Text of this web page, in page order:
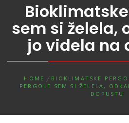
sem si želela,
jo videla na
HOME BIOKLIMATSKE
PERGOLE SEM SI ŽELELA,
DOPUSTU